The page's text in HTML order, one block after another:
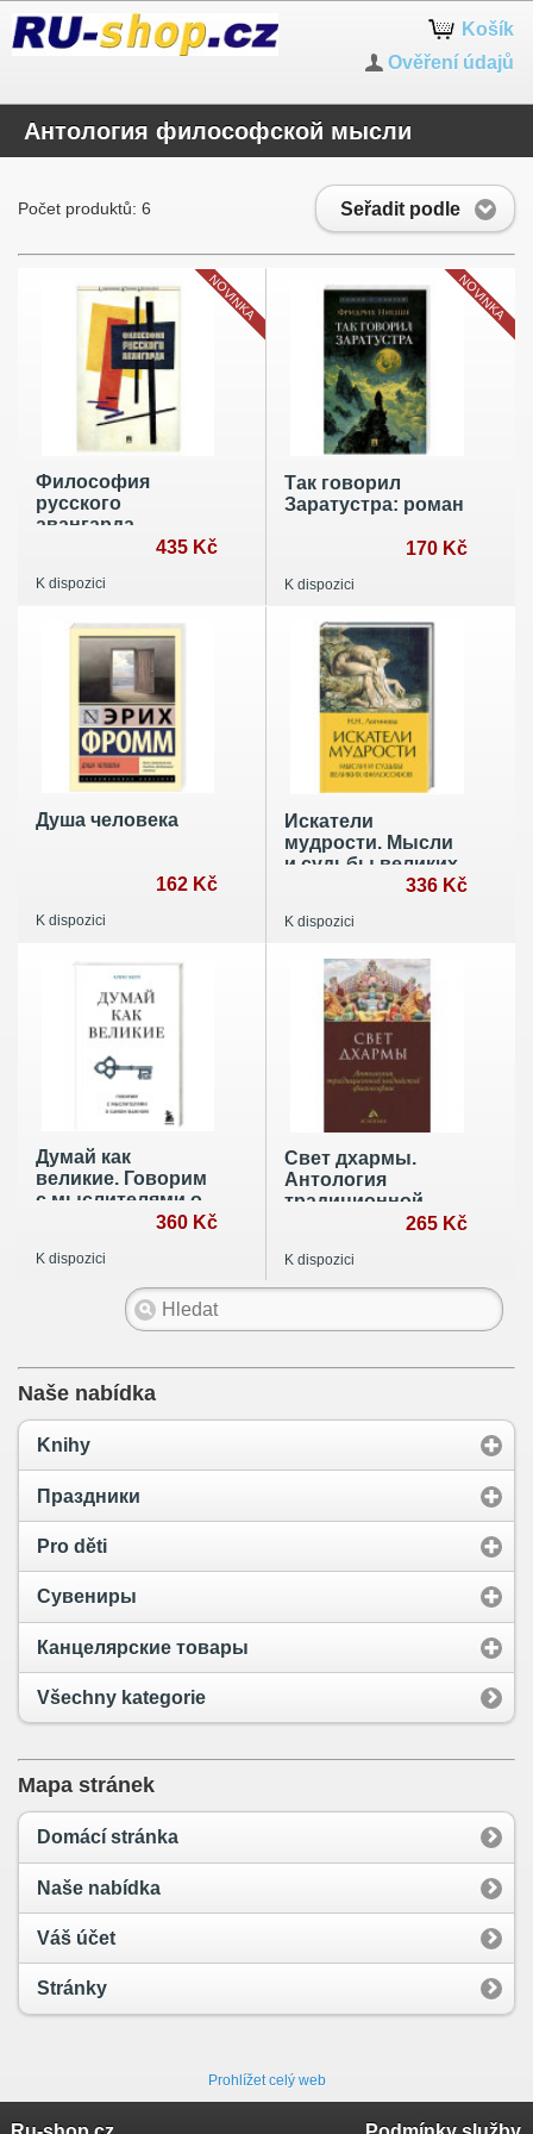
Košík
Ověření údajů
Антология философской мысли
Seřadit podle
Počet produktů: 6
Философия
русского
авангарда.
Коллективная435 Kč
K dispozici
NOVINKA
Так говорил
Заратустра: роман
170 Kč
K dispozici
NOVINKA
Душа человека
162 Kč
K dispozici
Искатели
мудрости. Мысли
и судьбы великих
336 Kč
K dispozici
Думай как
великие. Говорим
с мыслителями о
самом важном360 Kč
K dispozici
Свет дхармы.
Антология
традиционной
265 Kč
K dispozici
Naše nabídka
Knihy
Праздники
Pro děti
Сувениры
Канцелярские товары
Všechny kategorie
Mapa stránek
Domácí stránka
Naše nabídka
Váš účet
Stránky
Prohlížet celý web